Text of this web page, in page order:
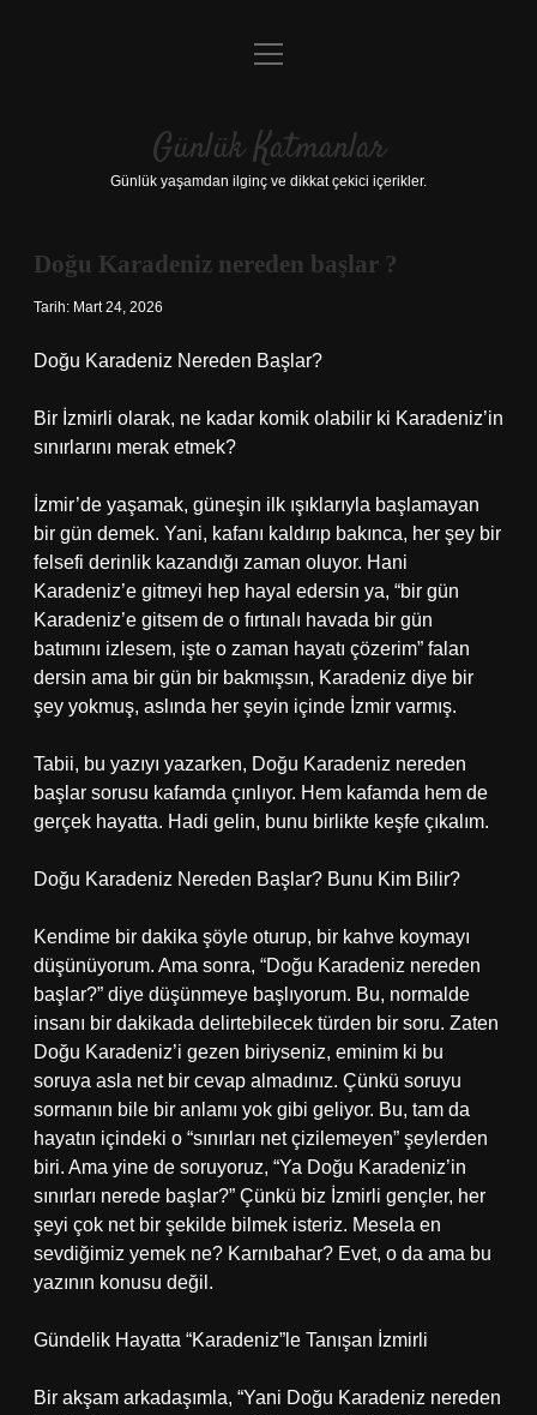
Anasayfa
Yasal Uyarı
menüyü
Günlük Katmanlar
Günlük yaşamdan ilginç ve dikkat çekici içerikler.
Doğu Karadeniz nereden başlar ?
Tarih: Mart 24, 2026
Doğu Karadeniz Nereden Başlar?
Bir İzmirli olarak, ne kadar komik olabilir ki Karadeniz’in
sınırlarını merak etmek?
İzmir’de yaşamak, güneşin ilk ışıklarıyla başlamayan
bir gün demek. Yani, kafanı kaldırıp bakınca, her şey bir
felsefi derinlik kazandığı zaman oluyor. Hani
Karadeniz’e gitmeyi hep hayal edersin ya, “bir gün
Karadeniz’e gitsem de o fırtınalı havada bir gün
batımını izlesem, işte o zaman hayatı çözerim” falan
dersin ama bir gün bir bakmışsın, Karadeniz diye bir
şey yokmuş, aslında her şeyin içinde İzmir varmış.
Tabii, bu yazıyı yazarken, Doğu Karadeniz nereden
başlar sorusu kafamda çınlıyor. Hem kafamda hem de
gerçek hayatta. Hadi gelin, bunu birlikte keşfe çıkalım.
Doğu Karadeniz Nereden Başlar? Bunu Kim Bilir?
Kendime bir dakika şöyle oturup, bir kahve koymayı
düşünüyorum. Ama sonra, “Doğu Karadeniz nereden
başlar?” diye düşünmeye başlıyorum. Bu, normalde
insanı bir dakikada delirtebilecek türden bir soru. Zaten
Doğu Karadeniz’i gezen biriyseniz, eminim ki bu
soruya asla net bir cevap almadınız. Çünkü soruyu
sormanın bile bir anlamı yok gibi geliyor. Bu, tam da
hayatın içindeki o “sınırları net çizilemeyen” şeylerden
biri. Ama yine de soruyoruz, “Ya Doğu Karadeniz’in
sınırları nerede başlar?” Çünkü biz İzmirli gençler, her
şeyi çok net bir şekilde bilmek isteriz. Mesela en
sevdiğimiz yemek ne? Karnıbahar? Evet, o da ama bu
yazının konusu değil.
Gündelik Hayatta “Karadeniz”le Tanışan İzmirli
Bir akşam arkadaşımla, “Yani Doğu Karadeniz nereden